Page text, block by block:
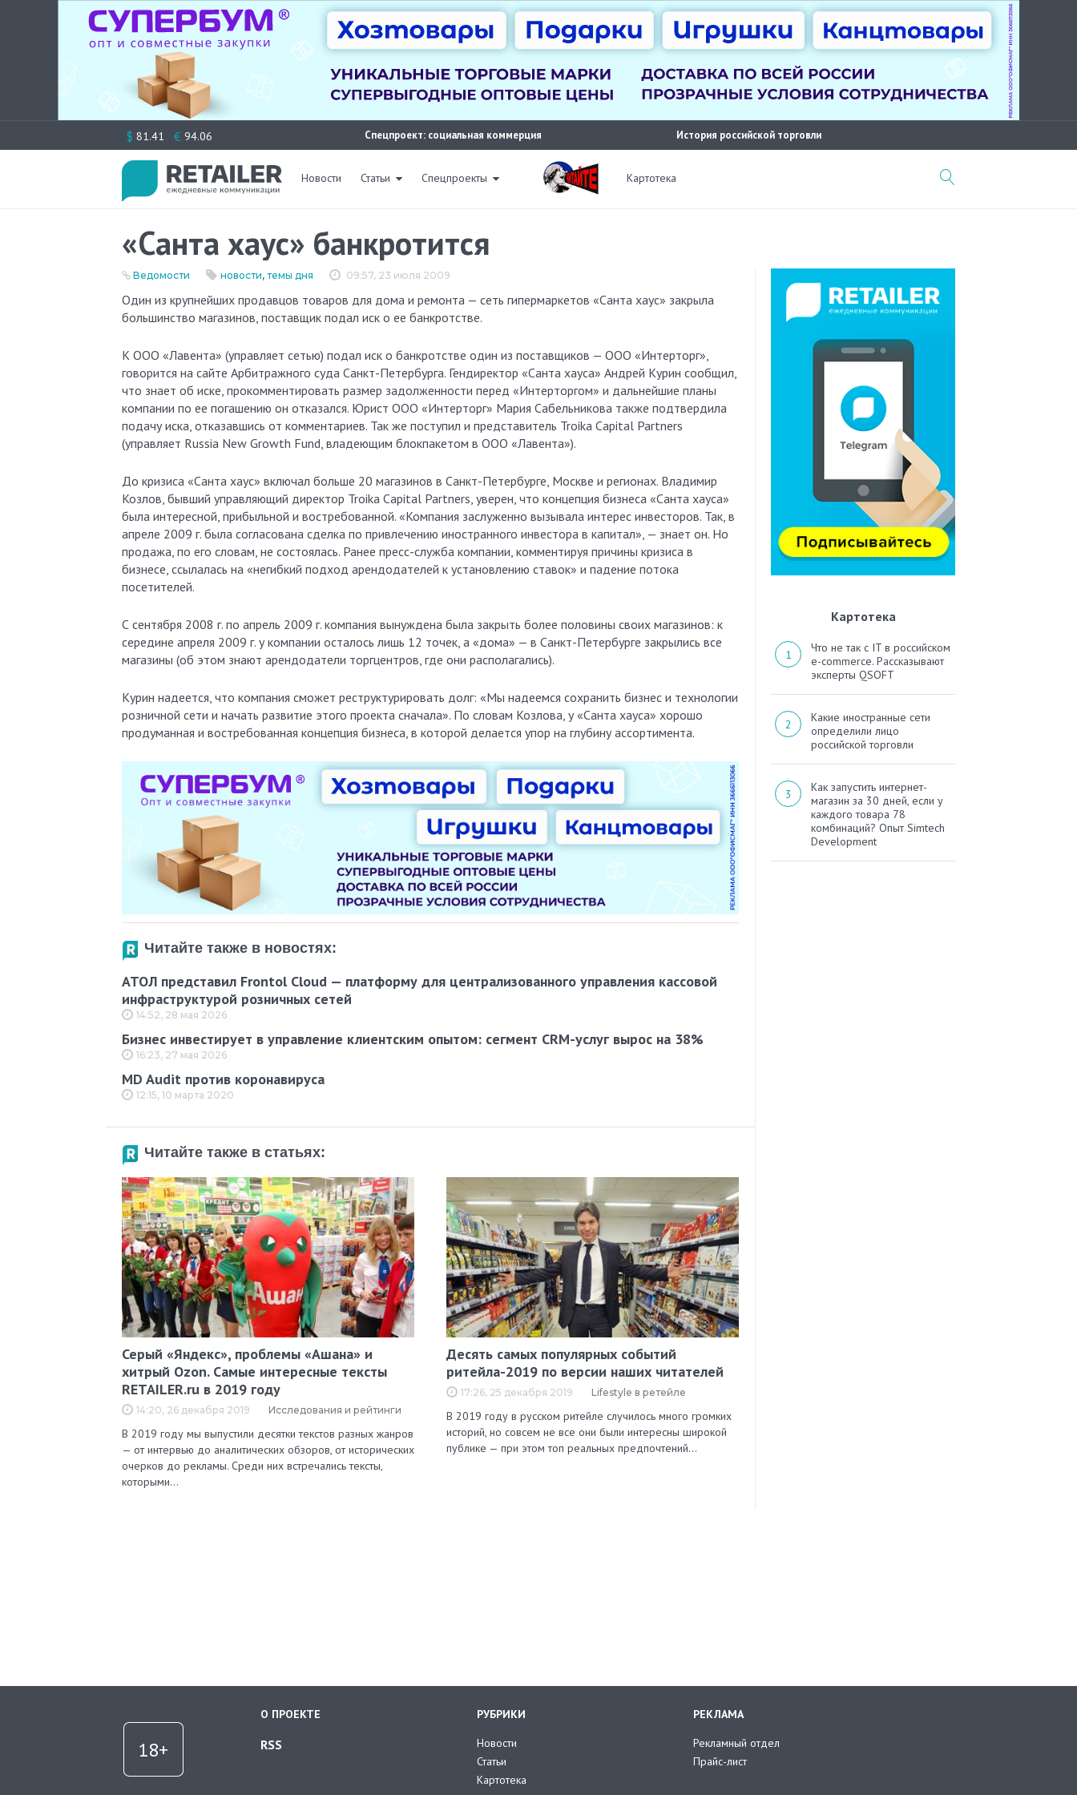
к
$ 81.41 € 94.06 Спецпроект: социальная коммерция История российской торговли
Новости Статьи Спецпроекты Картотека
«Санта хаус» банкротится
09:57, 23 июля 2009
Ведомости новости, темы дня
Один из крупнейших продавцов товаров для дома и ремонта — сеть гипермаркетов «Санта хаус» закрыла
большинство магазинов, поставщик подал иск о ее банкротстве.
К ООО «Лавента» (управляет сетью) подал иск о банкротстве один из поставщиков — ООО «Интерторг»,
говорится на сайте Арбитражного суда Санкт-Петербурга. Гендиректор «Санта хауса» Андрей Курин сообщил,
что знает об иске, прокомментировать размер задолженности перед «Интерторгом» и дальнейшие планы
компании по ее погашению он отказался. Юрист ООО «Интерторг» Мария Сабельникова также подтвердила
подачу иска, отказавшись от комментариев. Так же поступил и представитель Troika Capital Partners
(управляет Russia New Growth Fund, владеющим блокпакетом в ООО «Лавента»).
До кризиса «Санта хаус» включал больше 20 магазинов в Санкт-Петербурге, Москве и регионах. Владимир
Козлов, бывший управляющий директор Troika Capital Partners, уверен, что концепция бизнеса «Санта хауса»
была интересной, прибыльной и востребованной. «Компания заслуженно вызывала интерес инвесторов. Так, в
апреле 2009 г. была согласована сделка по привлечению иностранного инвестора в капитал», — знает он. Но
продажа, по его словам, не состоялась. Ранее пресс-служба компании, комментируя причины кризиса в
бизнесе, ссылалась на «негибкий подход арендодателей к установлению ставок» и падение потока
посетителей.
С сентября 2008 г. по апрель 2009 г. компания вынуждена была закрыть более половины своих магазинов: к
середине апреля 2009 г. у компании осталось лишь 12 точек, а «дома» — в Санкт-Петербурге закрылись все
магазины (об этом знают арендодатели торгцентров, где они располагались).
Курин надеется, что компания сможет реструктурировать долг: «Мы надеемся сохранить бизнес и технологии
розничной сети и начать развитие этого проекта сначала». По словам Козлова, у «Санта хауса» хорошо
продуманная и востребованная концепция бизнеса, в которой делается упор на глубину ассортимента.
Читайте также в новостях:
АТОЛ представил Frontol Cloud — платформу для централизованного управления кассовой
инфраструктурой розничных сетей
14:52, 28 мая 2026
Бизнес инвестирует в управление клиентским опытом: сегмент CRM-услуг вырос на 38%
16:23, 27 мая 2026
MD Audit против коронавируса
12:15, 10 марта 2020
Читайте также в статьях:
Серый «Яндекс», проблемы «Ашана» и
хитрый Ozon. Самые интересные тексты
RETAILER.ru в 2019 году
14:20, 26 декабря 2019 Исследования и рейтинги
В 2019 году мы выпустили десятки текстов разных жанров
— от интервью до аналитических обзоров, от исторических
очерков до рекламы. Среди них встречались тексты,
которыми…
Десять самых популярных событий
ритейла-2019 по версии наших читателей
17:26, 25 декабря 2019 Lifestyle в ретейле
В 2019 году в русском ритейле случилось много громких
историй, но совсем не все они были интересны широкой
публике — при этом топ реальных предпочтений…
Картотека
Что не так с IT в российском
e-commerce. Рассказывают
эксперты QSOFT
Какие иностранные сети
определили лицо
российской торговли
Как запустить интернет-
магазин за 30 дней, если у
каждого товара 78
комбинаций? Опыт Simtech
Development
О ПРОЕКТЕ
RSS
РУБРИКИ
Новости
Статьи
Картотека
РЕКЛАМА
Рекламный отдел
Прайс-лист